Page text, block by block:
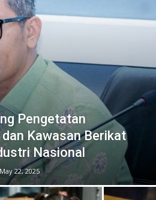
Pengetatan
Kawasan Berikat
Nasional
May 22, 2025